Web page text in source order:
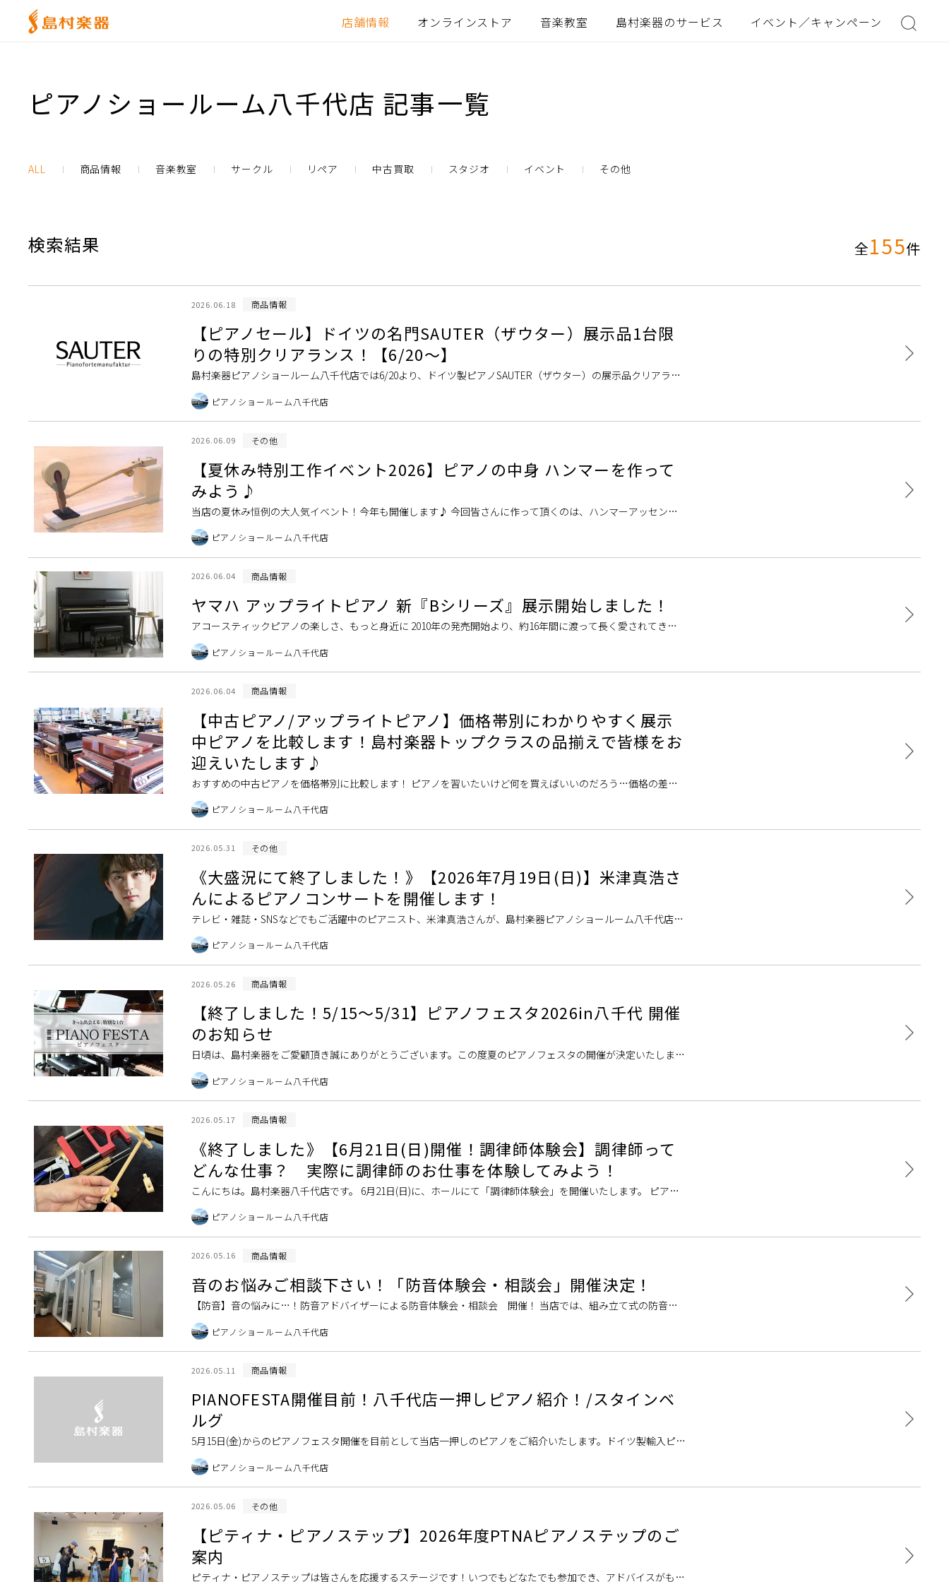
店舗情報 オンラインストア 音楽教室 島村楽器のサービス イベント／キャンペーン
ピアノショールーム八千代店 記事一覧
ALL 商品情報 音楽教室 サークル リペア 中古買取 スタジオ イベント その他
検索結果 全155件
2026.06.18 商品情報
【ピアノセール】ドイツの名門SAUTER（ザウター）展示品1台限
りの特別クリアランス！【6/20～】
島村楽器ピアノショールーム八千代店では6/20より、ドイツ製ピアノSAUTER（ザウター）の展示品クリアラン
スセールを開催します。 UP114やUP122、116Accentoなどが最大20%OFF、グランドピアノは驚き […]
ピアノショールーム八千代店
2026.06.09 その他
【夏休み特別工作イベント2026】ピアノの中身 ハンマーを作って
みよう♪
当店の夏休み恒例の大人気イベント！今年も開催します♪ 今回皆さんに作って頂くのは、ハンマーアッセンブ
リ（可動台付／上の写真）です。 ピアノの仕組みをさらに一歩深く理解して頂ける素敵な工作キットです。夏休
みの宿題に！ご家族 […]
ピアノショールーム八千代店
2026.06.04 商品情報
ヤマハ アップライトピアノ 新『Bシリーズ』展示開始しました！
アコースティックピアノの楽しさ、もっと身近に 2010年の発売開始より、約16年間に渡って長く愛されてきた
ヤマハのエントリーモデル『bシリーズ』ですが、この度さらなる品質向上を図り、より幅広いお客様にお楽し
みいただけるピ […]
ピアノショールーム八千代店
2026.06.04 商品情報
【中古ピアノ/アップライトピアノ】価格帯別にわかりやすく展示
中ピアノを比較します！島村楽器トップクラスの品揃えで皆様をお
迎えいたします♪
おすすめの中古ピアノを価格帯別に比較します！ ピアノを習いたいけど何を買えばいいのだろう…価格の差は
何が違うのだろう…そんな方に向けてピアノ専門スタッフが価格ごとに徹底解説致します！ 大人気のUXシリー
ズや木目ピ […]
ピアノショールーム八千代店
2026.05.31 その他
《大盛況にて終了しました！》【2026年7月19日(日)】米津真浩さ
んによるピアノコンサートを開催します！
テレビ・雑誌・SNSなどでもご活躍中のピアニスト、米津真浩さんが、島村楽器ピアノショールーム八千代店に
登場します！ 今回、演奏に使用するのはヤマハグランドピアノ「C3X espressivo」。 ヤマハのフルコンサートグ
[…] ピアノショールーム八千代店
2026.05.26 商品情報
【終了しました！5/15～5/31】ピアノフェスタ2026in八千代 開催
のお知らせ
日頃は、島村楽器をご愛顧頂き誠にありがとうございます。この度夏のピアノフェスタの開催が決定いたしまし
たのでご案内いたします！ 島村楽器千葉県店舗合同企画、PIANO FESTA 2026 in 八千代（千葉県八千代市）と
[…] ピアノショールーム八千代店
2026.05.17 商品情報
《終了しました》【6月21日(日)開催！調律師体験会】調律師って
どんな仕事？ 実際に調律師のお仕事を体験してみよう！
こんにちは。島村楽器八千代店です。 6月21日(日)に、ホールにて「調律師体験会」を開催いたします。 ピアノ
調律師は音を合わせる「調律」だけでなく、ピアノを弾きやすくするための調整や内部部品の修理など様々なメ
ンテナンスを […]
ピアノショールーム八千代店
2026.05.16 商品情報
音のお悩みご相談下さい！「防音体験会・相談会」開催決定！
【防音】音の悩みに…！防音アドバイザーによる防音体験会・相談会 開催！ 当店では、組み立て式の防音室
からお部屋丸ごと防音工事や部分工事まで取り扱っております。お部屋に設置するユニットタイプは、
YAMAHA,KAWAIの新 […]
ピアノショールーム八千代店
2026.05.11 商品情報
PIANOFESTA開催目前！八千代店一押しピアノ紹介！/スタインベ
ルグ
5月15日(金)からのピアノフェスタ開催を目前として当店一押しのピアノをご紹介いたします。ドイツ製輸入ピア
ノのWILH.STEINBERGのアップライトピアノをご体感いただけます！ 当店在籍の調律師が日々ベストなコンディ
[…] ピアノショールーム八千代店
2026.05.06 その他
【ピティナ・ピアノステップ】2026年度PTNAピアノステップのご
案内
ピティナ・ピアノステップは皆さんを応援するステージです！いつでもどなたでも参加でき、アドバイスがもら